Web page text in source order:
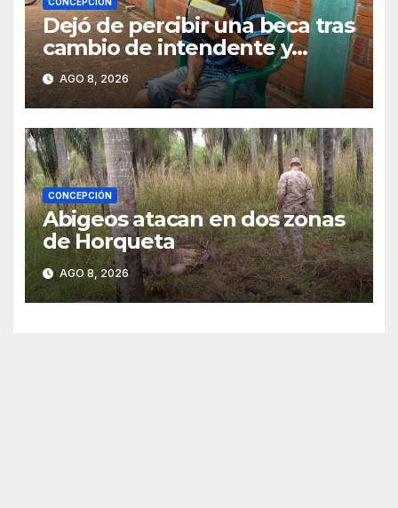
Dejó de percibir una beca tras
cambio de intendente y
ahora vende caramelos para
subsistir
AGO 8, 2026
CONCEPCIÓN
Abigeos atacan en dos zonas
de Horqueta
AGO 8, 2026